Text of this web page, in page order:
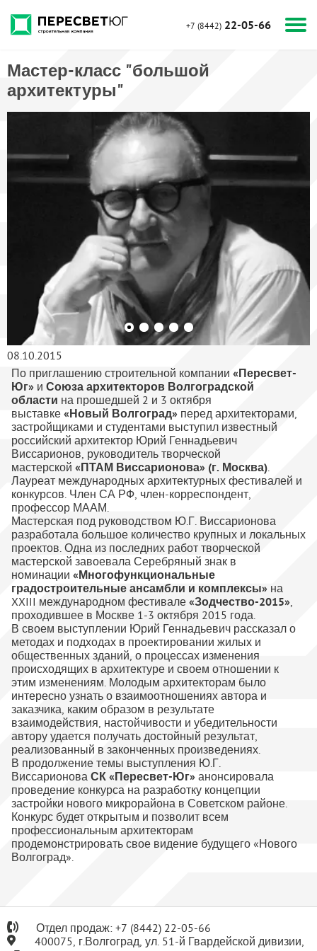
+7 (8442) 22-05-66
Мастер-класс "большой
архитектуры"
08.10.2015
По приглашению строительной компании «Пересвет-
Юг» и Союза архитекторов Волгоградской
области на прошедшей 2 и 3 октября
выставке «Новый Волгоград» перед архитекторами,
застройщиками и студентами выступил известный
российский архитектор Юрий Геннадьевич
Виссарионов, руководитель творческой
мастерской «ПТАМ Виссарионова» (г. Москва).
Лауреат международных архитектурных фестивалей и
конкурсов. Член СА РФ, член-корреспондент,
профессор МААМ.
Мастерская под руководством Ю.Г. Виссарионова
разработала большое количество крупных и локальных
проектов. Одна из последних работ творческой
мастерской завоевала Серебряный знак в
номинации «Многофункциональные
градостроительные ансамбли и комплексы» на
XXIII международном фестивале «Зодчество-2015»,
проходившее в Москве 1-3 октября 2015 года.
В своем выступлении Юрий Геннадьевич рассказал о
методах и подходах в проектировании жилых и
общественных зданий, о процессах изменения
происходящих в архитектуре и своем отношении к
этим изменениям. Молодым архитекторам было
интересно узнать о взаимоотношениях автора и
заказчика, каким образом в результате
взаимодействия, настойчивости и убедительности
автору удается получать достойный результат,
реализованный в законченных произведениях.
В продолжение темы выступления Ю.Г.
Виссарионова СК «Пересвет-Юг» анонсировала
проведение конкурса на разработку концепции
застройки нового микрорайона в Советском районе.
Конкурс будет открытым и позволит всем
профессиональным архитекторам
продемонстрировать свое видение будущего «Нового
Волгоград».
Отдел продаж: +7 (8442) 22-05-66
400075, г.Волгоград, ул. 51-й Гвардейской дивизии,